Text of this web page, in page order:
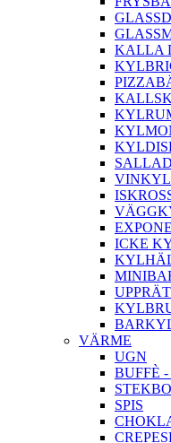
KALLA
VINKYL
ICKE
VÄRME
UGN
BUFFÈ
SPIS